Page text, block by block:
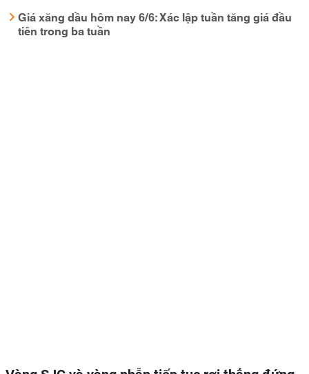
Giá xăng dầu hôm nay 6/6: Xác lập tuần tăng giá đầu
tiên trong ba tuần